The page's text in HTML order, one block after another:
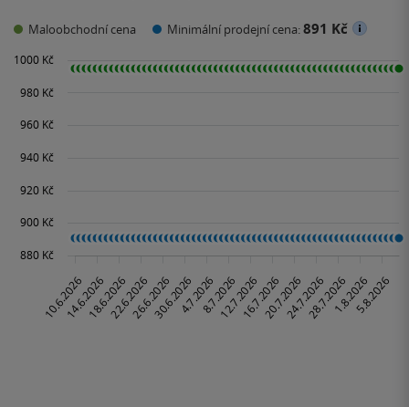
Maloobchodní cena Minimální prodejní cena:891 Kč